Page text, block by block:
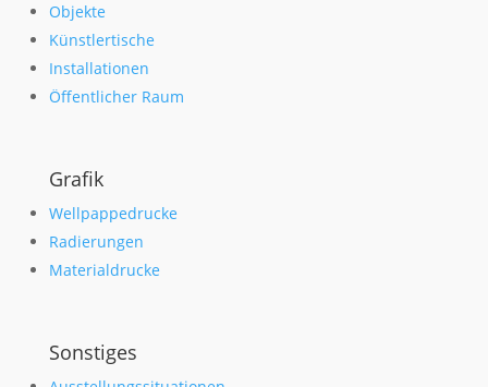
Objekte
Künstlertische
Installationen
Öffentlicher Raum
Grafik
Wellpappedrucke
Radierungen
Materialdrucke
Sonstiges